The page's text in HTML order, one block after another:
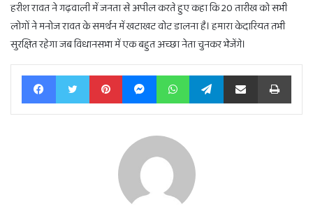
हरीश रावत ने गढ़वाली में जनता से अपील करते हुए कहा कि 20 तारीख को सभी
लोगों ने मनोज रावत के समर्थन में खटाखट वोट डालना है। हमारा केदारियत तभी
सुरक्षित रहेगा जब विधानसभा में एक बहुत अच्छा नेता चुनकर भेजेंगे।
FacebookTwitter PinterestMessengerWhatsAppTelegramShare via Email Print